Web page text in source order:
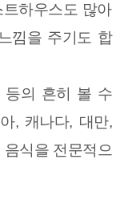
하우스도 많아
낌을 주기도 합
등의 흔히 볼 수
, 캐나다, 대만,
식을 전문적으